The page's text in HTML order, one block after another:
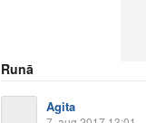
Runā
Agita